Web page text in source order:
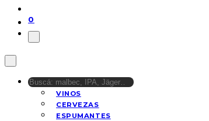
0
VINOS
CERVEZAS
ESPUMANTES